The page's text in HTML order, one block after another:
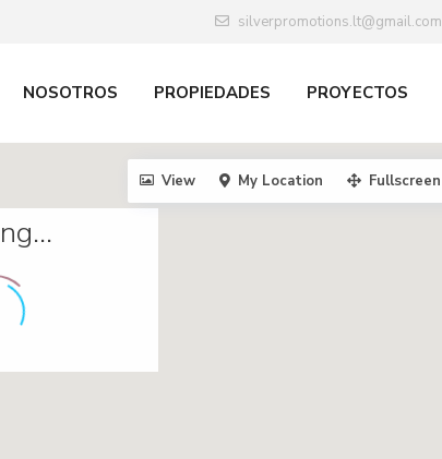
silverpromotions.lt@gmail.com
NOSOTROS PROPIEDADES PROYECTOS
View My Location Fullscreen